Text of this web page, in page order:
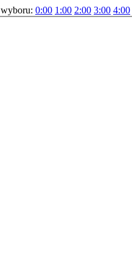
0:00 1:00 2:00 3:00 4:00